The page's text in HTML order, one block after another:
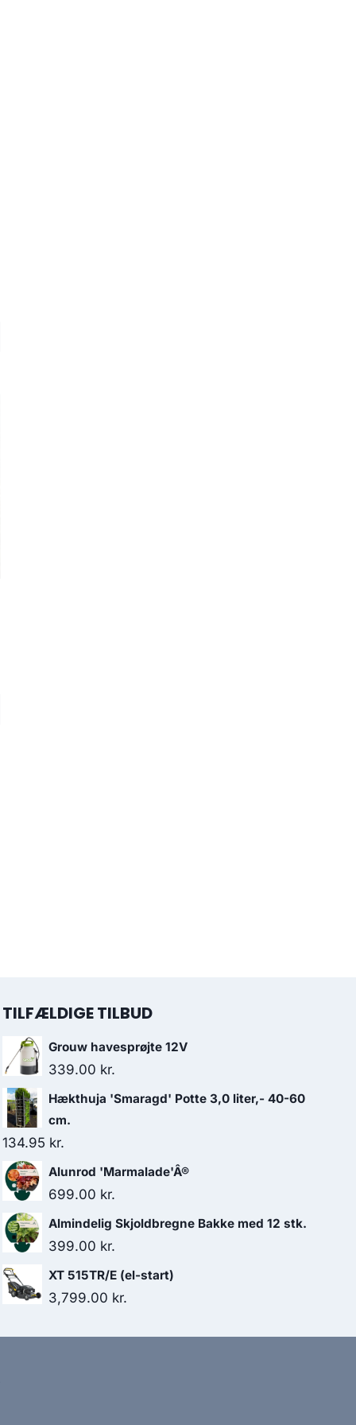
TILFÆLDIGE TILBUD
Grouw havesprøjte 12V
339.00 kr.
Hækthuja 'Smaragd' Potte 3,0 liter,- 40-60
cm.
134.95 kr.
Alunrod 'Marmalade'Â®
699.00 kr.
Almindelig Skjoldbregne Bakke med 12 stk.
399.00 kr.
XT 515TR/E (el-start)
3,799.00 kr.